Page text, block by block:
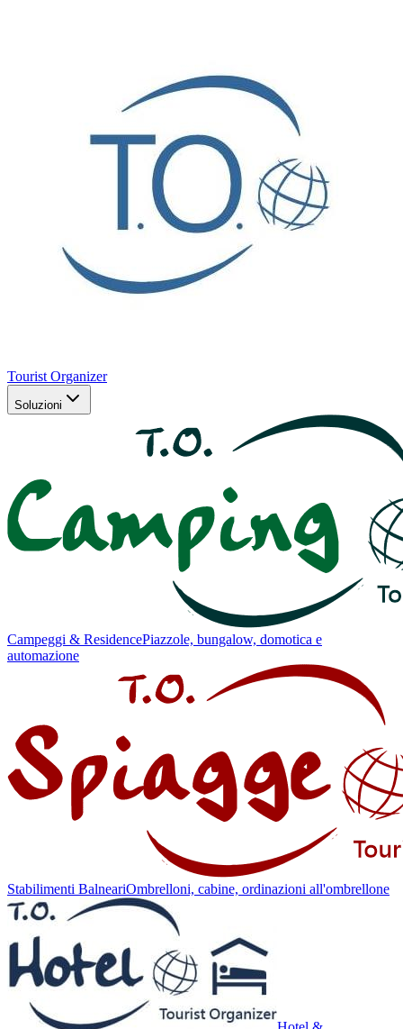
Tourist Organizer
Soluzioni
Campeggi & ResidencePiazzole, bungalow, domotica e
automazione
Stabilimenti BalneariOmbrelloni, cabine, ordinazioni all'ombrellone